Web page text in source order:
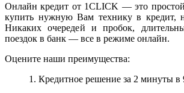
Онлайн кредит от 1CLICK — это
купить нужную Вам технику в кредит,
Никаких очередей и пробок,
поездок в банк — все в режиме онлайн.
Оцените наши преимущества:
1. Кредитное решение за 2 минуты в